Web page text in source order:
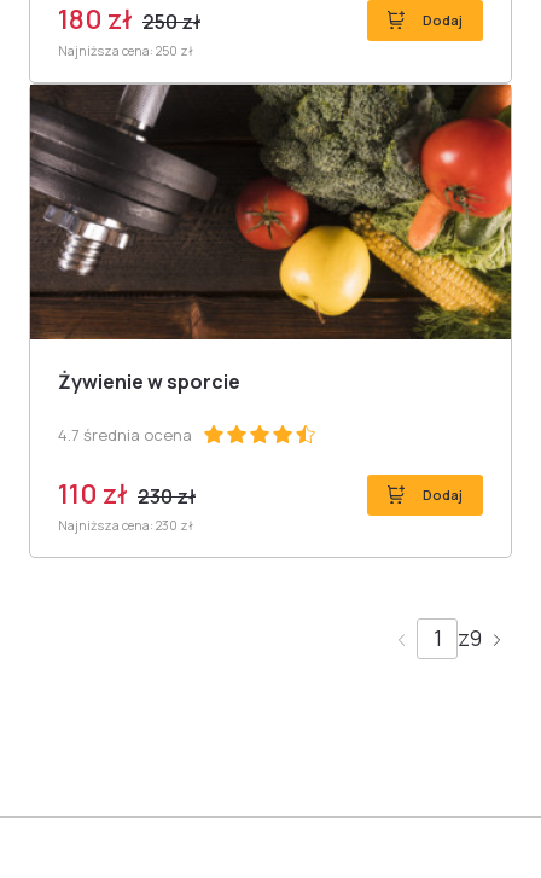
180 zł 250 zł Dodaj
Najniższa cena: 250 zł
Żywienie w sporcie
4.7 średnia ocena
110 zł 230 zł Dodaj
Najniższa cena: 230 zł
z9